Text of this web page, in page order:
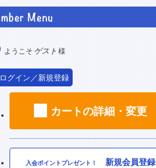
ようこそゲスト 様
ログイン／新規登録
カートの詳細・変更
入会ポイントプレゼント！ 新規会員登録